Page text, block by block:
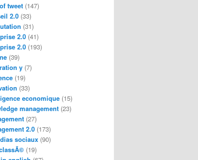
tweet (147)
2.0 (33)
(31)
2.0 (41)
2.0 (193)
(39)
y (7)
(19)
(33)
economique (15)
management (23)
(27)
2.0 (173)
sociaux (90)
(19)